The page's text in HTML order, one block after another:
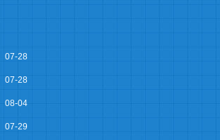
07-28
07-28
08-04
07-29